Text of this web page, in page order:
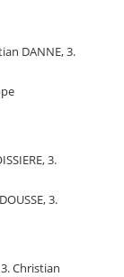
DANNE, 3.
3.
3.
Christian